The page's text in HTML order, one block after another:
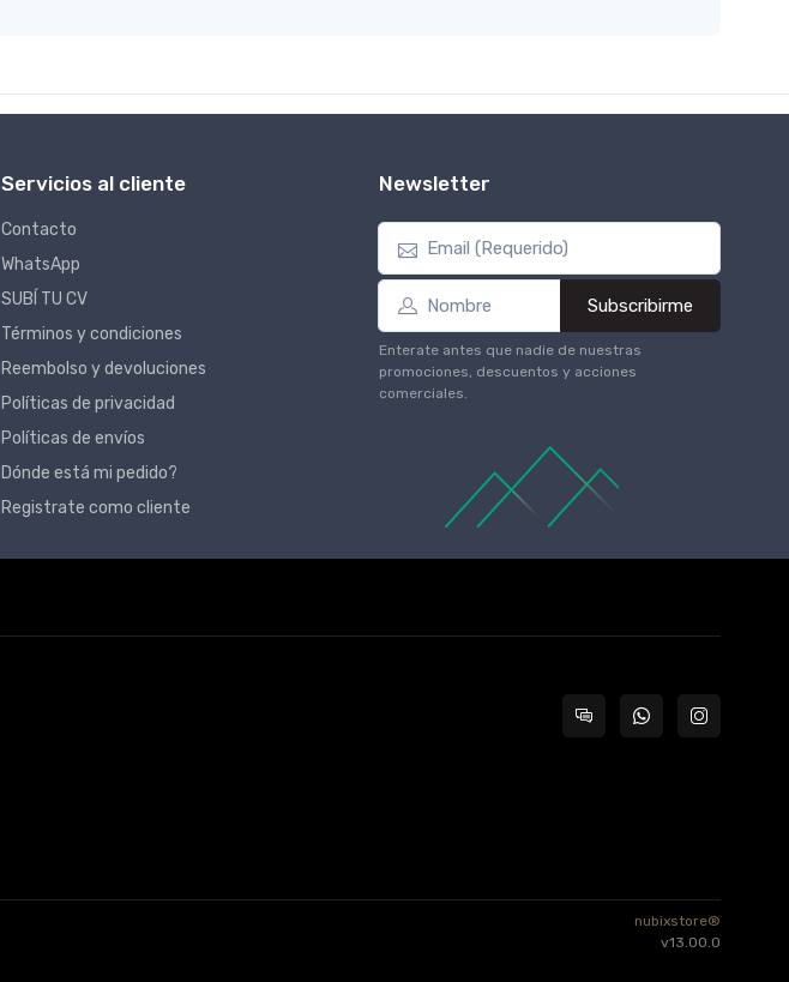
Servicios al cliente
Contacto
WhatsApp
SUBÍ TU CV
Términos y condiciones
Reembolso y devoluciones
Políticas de privacidad
Políticas de envíos
Dónde está mi pedido?
Registrate como cliente
Newsletter
Subscribirme
Enterate antes que nadie de nuestras
promociones, descuentos y acciones
comerciales.
nubixstore®
v13.00.0